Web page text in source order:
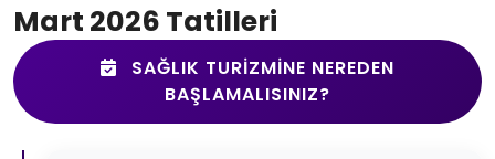
Mart 2026 Tatilleri
SAĞLIK TURIZMINE NEREDEN
BAŞLAMALISINIZ?